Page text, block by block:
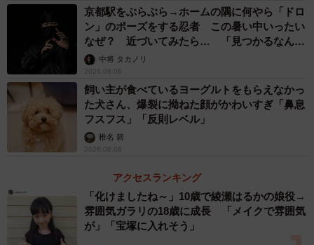
京都駅をぶらぶら→ホームの隅に何やら「ドロ
ン」のポーズをする忍者 この暑い中いったい
なぜ？ 近づいてみたら… 「見つかるなんて
未熟」中将 タカノリ
2026.08.06
飼い主が食べているヨーグルトをもらえなかっ
た犬さん、爆裂に拗ねた顔がかわいすぎ「鼻息
フスフス」「反則レベル」
椎名 碧
2026.08.06
アクセスランキング
「化けましたね～」10歳で綾瀬はるかの娘役→
雰囲気ガラリの18歳に成長 「メイクで雰囲気
が」「宝塚に入れそう」